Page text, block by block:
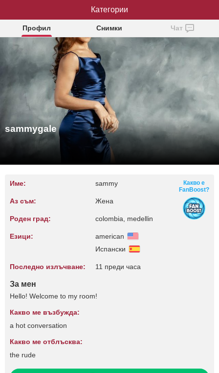
sammygale
Профил Снимки Чат
sammygale
Име: sammy
Аз съм: Жена
Роден град: colombia, medellin
Езици:
american
Испански
Последно излъчване: 11 преди часа
Какво е
FanBoost?
За мен
Hello! Welcome to my room!
Какво ме възбужда:
a hot conversation
Какво ме отблъсква:
the rude
Категории